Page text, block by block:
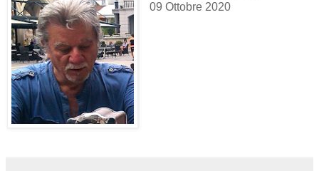
09 Ottobre 2020